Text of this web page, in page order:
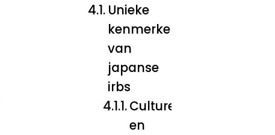
Unieke
kenmerken
van
japanse
irbs
Culturele
en